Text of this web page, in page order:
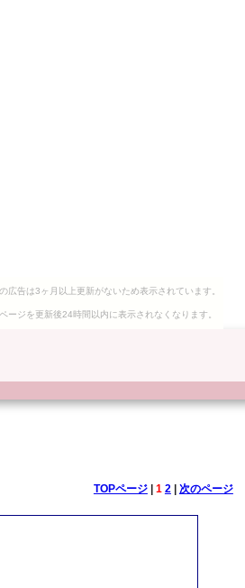
広告は3ヶ月以上更新がないため表示されています。
ージを更新後24時間以内に表示されなくなります。
TOPページ| 1 2| 次のページ